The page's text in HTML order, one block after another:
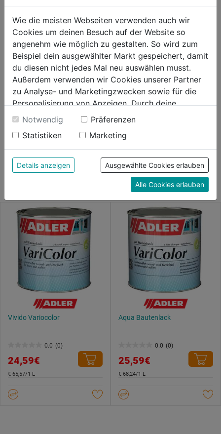
wasserbasierter matter Grund-
und Decklack für innen und
außen mit sehr guten
Allroundeigenschaften
Produktinformationen
WEITERE PRODUKTE AUS DIESER
KATEGORIE
Vivido Variocolor
0.0 (0)
von
5
24,59€
€ 65,57/1 L
Aqua Bautenlack
0.0 (0)
von
5
25,59€
€ 68,24/1 L
Wie die meisten Webseiten verwenden auch wir
Cookies um deinen Besuch auf der Website so
angenehm wie möglich zu gestalten. So wird zum
Beispiel dein ausgewählter Markt gespeichert, damit
du diesen nicht jedes Mal neu auswählen musst.
Außerdem verwenden wir Cookies unserer Partner
zu Analyse- und Marketingzwecken sowie für die
Personalisierung von Anzeigen. Durch deine
Einwilligung werden die Daten von Drittanbieter,
unter anderem auch in den USA, verarbeitet.
Durch Klick auf "Alle Cookies erlauben" stimmst du
der Verwendung aller Cookies zu. Unter "Details
anzeigen" findest du alle Infos zu den
unterschiedlichen Cookies, unter "Cookies
Konfigurieren" kannst du auswählen, welche Cookies
du zulassen möchtest und welche nicht.
Weitere Informationen findest du in unserer
Datenschutzerklärung
Notwendig
Präferenzen
Statistiken
Marketing
Details anzeigen Ausgewählte Cookies erlauben
Alle Cookies erlauben